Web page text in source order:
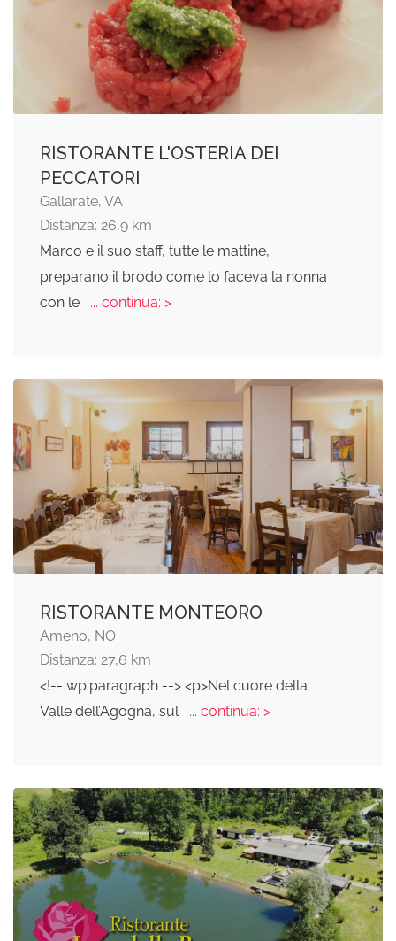
RISTORANTE L'OSTERIA DEI
PECCATORI
Gallarate, VA
Distanza: 26,9 km
Marco e il suo staff, tutte le mattine,
preparano il brodo come lo faceva la nonna
con le
... continua: >
RISTORANTE MONTEORO
Ameno, NO
Distanza: 27,6 km
<!-- wp:paragraph --> <p>Nel cuore della
Valle dell’Agogna, sul
... continua: >